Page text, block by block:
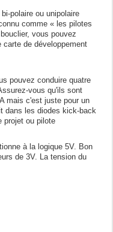
polaire ou unipolaire
comme « les pilotes
vous pouvez
de développement
pouvez conduire quatre
vous qu'ils sont
mais c'est juste pour un
dans les diodes kick-back
projet ou pilote
à la logique 5V. Bon
de 3V. La tension du